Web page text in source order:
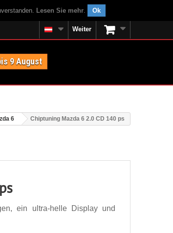
Lesen Sie mehr. Ok
Weiter
9 August
6 Chiptuning Mazda 6 2.0 CD 140 ps
ein ultra-helle Display und